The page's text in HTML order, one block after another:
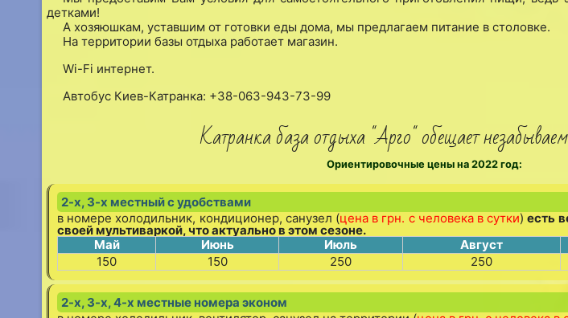
детками!
А хозяюшкам, уставшим от готовки еды дома, мы предлагаем питание в столовке.
На территории базы отдыха работает магазин.
Wi-Fi интернет.
Автобус Киев-Катранка: +38-063-943-73-99
Катранка база отдыха "Арго" обещает
Ориентировочные цены на 2022 год:
2-х, 3-х местный с удобствами
в номере холодильник, кондиционер, санузел (цена в грн. с человека в сутки)есть
своей мультиваркой, что актуально в этом сезоне.
Май
Июнь Июль Август
150
150 250 250
2-х, 3-х, 4-х местные номера эконом